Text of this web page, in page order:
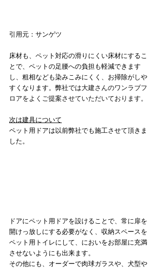
引用元：サンゲツ
床材も、ペット対応の滑りにくい床材にするこ
とで、ペットの足腰への負担も軽減できます
し、粗相なども染みこみにくく、お掃除がしや
すくなります。弊社では大建さんのワンラブフ
ロアをよくご提案させていただいております。
次は建具について
ペット用ドアは以前弊社でも施工させて頂きま
した。
ドアにペット用ドアを設けることで、常に扉を
開けっ放しにする必要がなく、収納スペースを
ペット用トイレにして、においをお部屋に充満
させないようにも出来ます。
その他にも、オーダーで肉球ガラスや、犬型や